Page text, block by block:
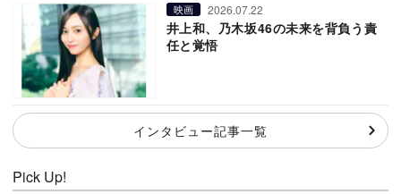
映画 2026.07.22
井上和、乃木坂46の未来を背負う責
任と覚悟
インタビュー記事一覧
Pick Up!